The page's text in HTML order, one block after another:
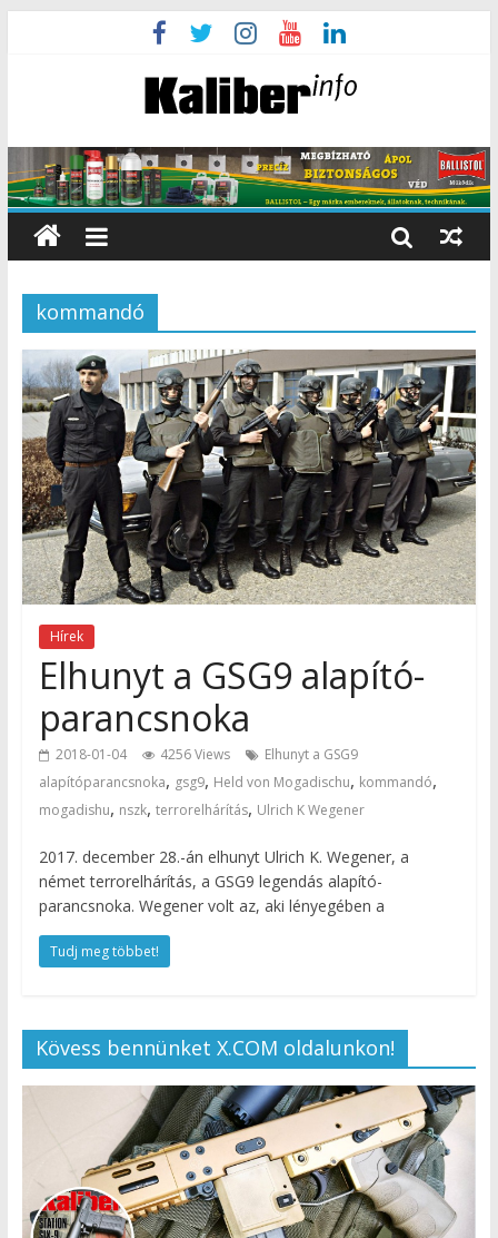
kommandó
Hírek
Elhunyt a GSG9 alapító-
parancsnoka
2018-01-04 4256 Views
Elhunyt a GSG9
alapítóparancsnoka, gsg9, Held von Mogadischu, kommandó,
mogadishu, nszk, terrorelhárítás, Ulrich K Wegener
2017. december 28.-án elhunyt Ulrich K. Wegener, a
német terrorelhárítás, a GSG9 legendás alapító-
parancsnoka. Wegener volt az, aki lényegében a
Tudj meg többet!
Kövess bennünket X.COM oldalunkon!